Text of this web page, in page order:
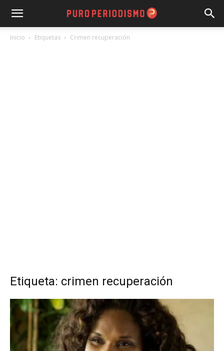
Inicio Etiquetas Crimen recuperación
Etiqueta: crimen recuperación